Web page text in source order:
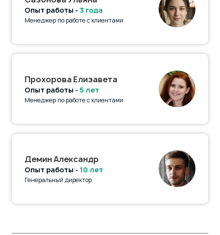
Опыт работы - 3 года
Менеджер по работе с клиентами
Прохорова Елизавета
Опыт работы - 5 лет
Менеджер по работе с клиентами
Демин Александр
Опыт работы - 10 лет
Генеральный директор